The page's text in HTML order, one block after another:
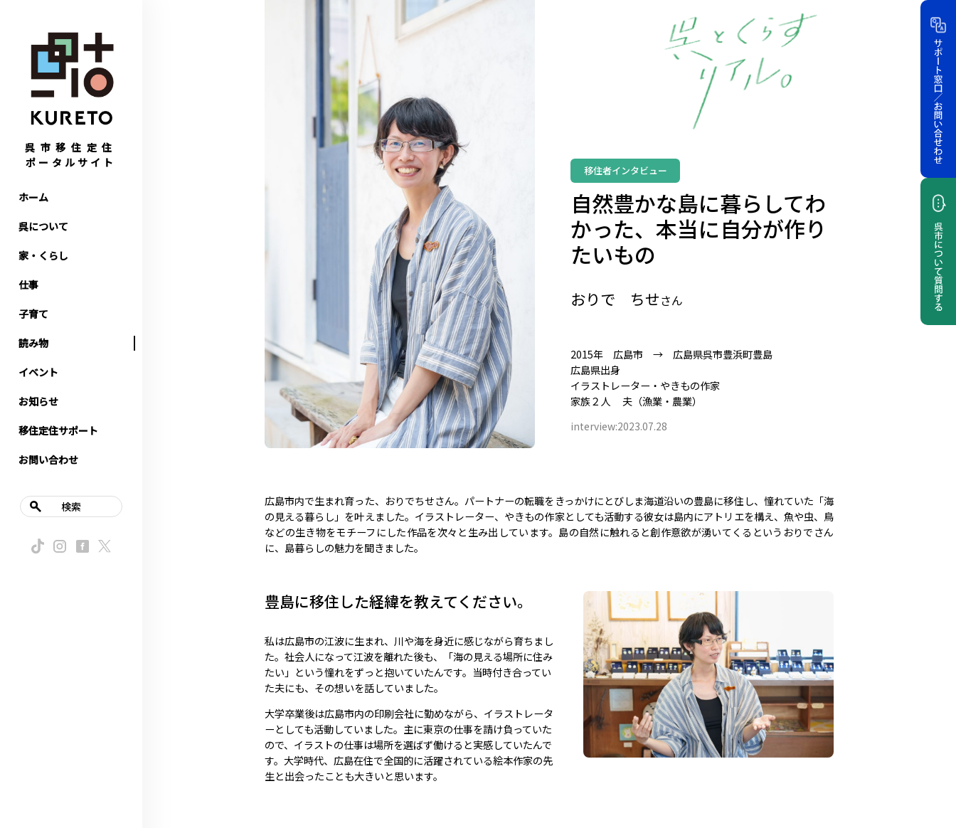
呉市移住定住
ポータルサイト
ホーム
呉について
家・くらし
仕事
子育て
読み物
イベント
お知らせ
移住定住サポート
お問い合わせ
検索
移住者インタビュー
自然豊かな島に暮らしてわ
かった、本当に自分が作り
たいもの
おりで ちせさん
2015年 広島市 → 広島県呉市豊浜町豊島
広島県出身
イラストレーター・やきもの作家
家族２人 夫（漁業・農業）
interview:2023.07.28
広島市内で生まれ育った、おりでちせさん。パートナーの転職をきっかけにとびしま海道沿いの豊島に移住し、憧れていた「海
の見える暮らし」を叶えました。イラストレーター、やきもの作家としても活動する彼女は島内にアトリエを構え、魚や虫、鳥
などの生き物をモチーフにした作品を次々と生み出しています。島の自然に触れると創作意欲が湧いてくるというおりでさん
に、島暮らしの魅力を聞きました。
豊島に移住した経緯を教えてください。
私は広島市の江波に生まれ、川や海を身近に感じながら育ちまし
た。社会人になって江波を離れた後も、「海の見える場所に住み
たい」という憧れをずっと抱いていたんです。当時付き合ってい
た夫にも、その想いを話していました。
大学卒業後は広島市内の印刷会社に勤めながら、イラストレータ
ーとしても活動していました。主に東京の仕事を請け負っていた
ので、イラストの仕事は場所を選ばず働けると実感していたんで
す。大学時代、広島在住で全国的に活躍されている絵本作家の先
生と出会ったことも大きいと思います。